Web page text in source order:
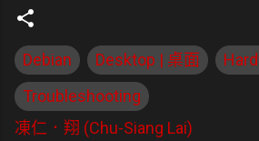
Debian Desktop | 桌面
Troubleshooting
凍仁．翔 (Chu-Siang Lai)